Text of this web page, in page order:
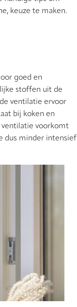
keuze te maken.
goed en
stoffen uit de
ventilatie ervoor
bij koken en
voorkomt
dus minder intensief